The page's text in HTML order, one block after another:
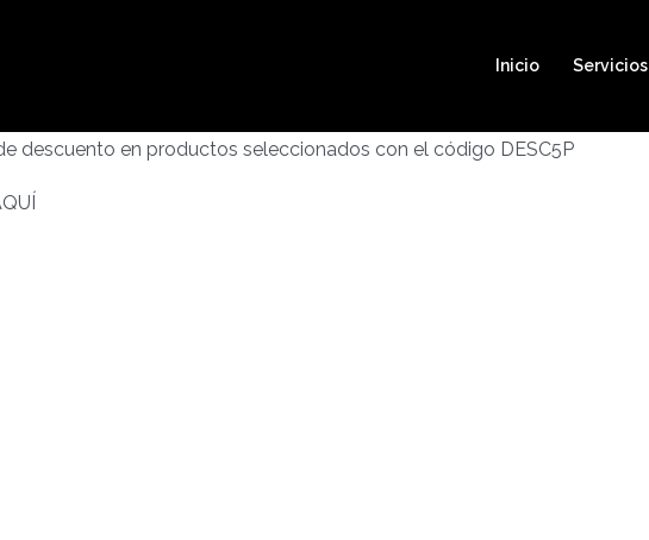
Inicio Servicios
descuento en productos seleccionados con el código DESC5P